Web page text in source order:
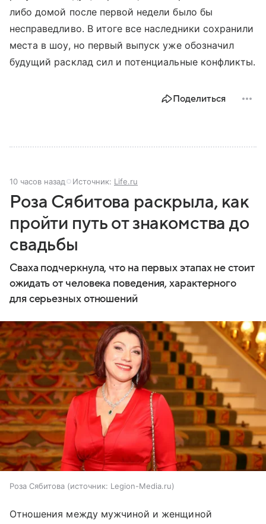
либо домой после первой недели было бы
несправедливо. В итоге все наследники сохранили
места в шоу, но первый выпуск уже обозначил
будущий расклад сил и потенциальные конфликты.
Поделиться
10 часов назад Источник: Life.ru
Роза Сябитова раскрыла, как
пройти путь от знакомства до
свадьбы
Сваха подчеркнула, что на первых этапах не стоит
ожидать от человека поведения, характерного
для серьезных отношений
Роза Сябитова источник: Legion-Media.ru
Отношения между мужчиной и женщиной